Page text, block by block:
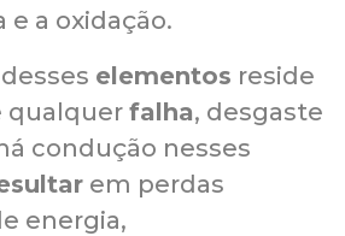
e a oxidação.
elementos reside
qualquer falha, desgaste
condução nesses
em perdas
energia,